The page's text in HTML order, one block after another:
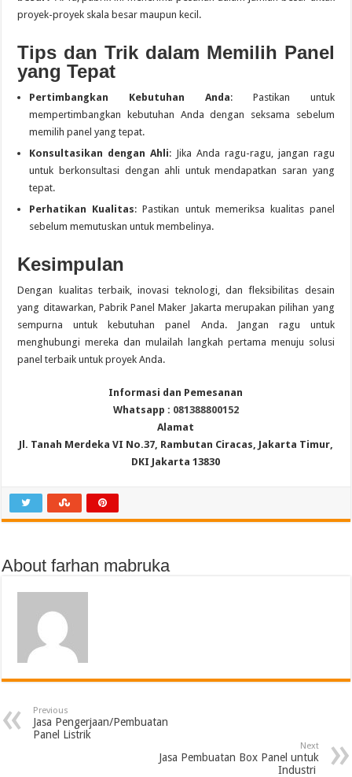
proyek-proyek skala besar maupun kecil.
Tips dan Trik dalam Memilih Panel
yang Tepat
Pertimbangkan Kebutuhan Anda: Pastikan untuk
mempertimbangkan kebutuhan Anda dengan seksama sebelum
memilih panel yang tepat.
Konsultasikan dengan Ahli: Jika Anda ragu-ragu, jangan ragu
untuk berkonsultasi dengan ahli untuk mendapatkan saran yang
tepat.
Perhatikan Kualitas: Pastikan untuk memeriksa kualitas panel
sebelum memutuskan untuk membelinya.
Kesimpulan
Dengan kualitas terbaik, inovasi teknologi, dan fleksibilitas desain
yang ditawarkan, Pabrik Panel Maker Jakarta merupakan pilihan yang
sempurna untuk kebutuhan panel Anda. Jangan ragu untuk
menghubungi mereka dan mulailah langkah pertama menuju solusi
panel terbaik untuk proyek Anda.
Informasi dan Pemesanan
Whatsapp : 081388800152
Alamat
Jl. Tanah Merdeka VI No.37, Rambutan Ciracas, Jakarta Timur,
DKI Jakarta 13830
About farhan mabruka
Previous
Jasa Pengerjaan/Pembuatan
Panel Listrik
Next
Jasa Pembuatan Box Panel untuk
Industri